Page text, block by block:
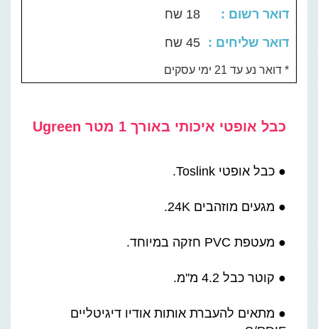
: דואר רשום
18 שח
: דואר שליחים
45 שח
דואר נע עד 21 ימי עסקים *
כבל אופטי איכותי באורך 1 מטר Ugreen
● כבל אופטי Toslink.
● מגעים מוזהבים 24K.
● מעטפת PVC חזקה במיוחד.
● קוטר כבל 4.2 מ''מ.
● מתאים להעברת אותות אודיו דיגיטליים